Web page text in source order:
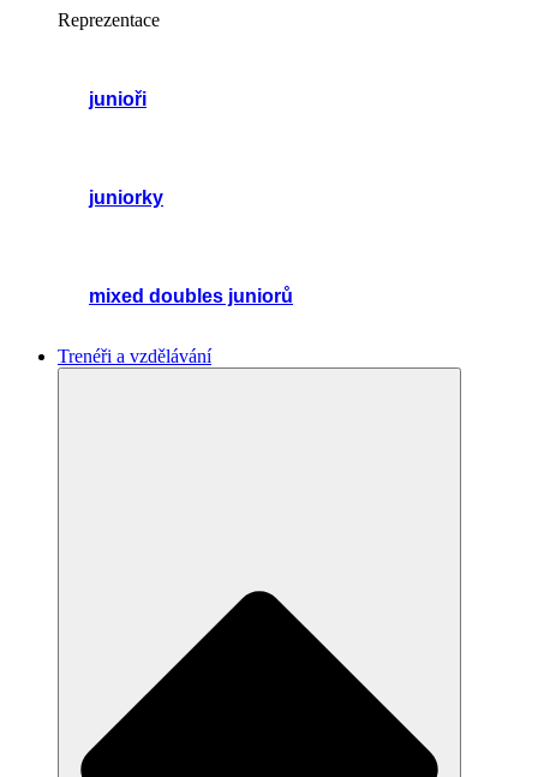
Reprezentace
junioři
juniorky
mixed doubles juniorů
Trenéři a vzdělávání